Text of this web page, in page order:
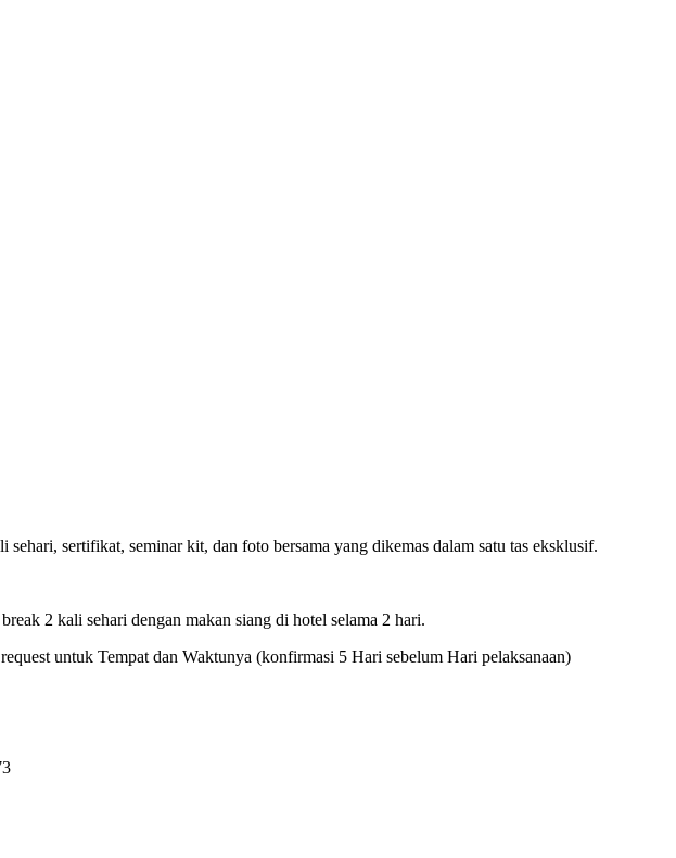
sertifikat, seminar kit, dan foto bersama yang dikemas dalam satu tas eksklusif.
2 kali sehari dengan makan siang di hotel selama 2 hari.
untuk Tempat dan Waktunya (konfirmasi 5 Hari sebelum Hari pelaksanaan)